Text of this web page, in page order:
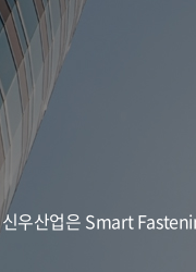
신우산업은 Smart